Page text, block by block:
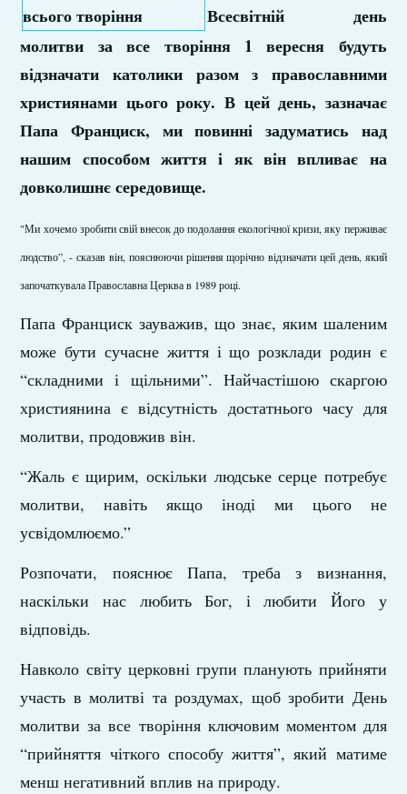
Всесвітній день
молитви за все творіння 1 вересня будуть
відзначати католики разом з православними
християнами цього року. В цей день, зазначає
Папа Франциск, ми повинні задуматись над
нашим способом життя і як він впливає на
довколишнє середовище.
"Ми хочемо зробити свій внесок до подолання екологічної кризи, яку перживає
людство”, - сказав він, пояснюючи рішення щорічно відзначати цей день, який
започаткувала Православна Церква в 1989 році.
Папа Франциск зауважив, що знає, яким шаленим
може бути сучасне життя і що розклади родин є
“складними і щільними”. Найчастішою скаргою
християнина є відсутність достатнього часу для
молитви, продовжив він.
“Жаль є щирим, оскільки людське серце потребує
молитви, навіть якщо іноді ми цього не
усвідомлюємо.”
Розпочати, пояснює Папа, треба з визнання,
наскільки нас любить Бог, і любити Його у
відповідь.
Навколо світу церковні групи планують прийняти
участь в молитві та роздумах, щоб зробити День
молитви за все творіння ключовим моментом для
“прийняття чіткого способу життя”, який матиме
менш негативний вплив на природу.